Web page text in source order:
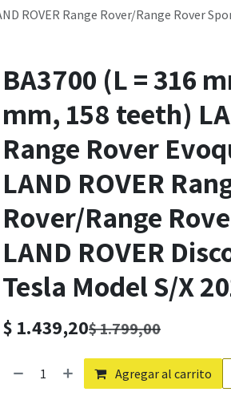
ROVER Range Rover/Range Rover
BA3700 (L = 316
mm, 158 teeth)
Range Rover
LAND ROVER
Rover/Range
LAND ROVER
Tesla Model S/X
$ 1.439,20$1.799,00
Agregar al carrito